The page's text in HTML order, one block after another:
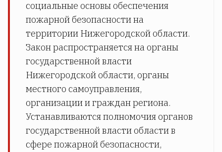
социальные основы обеспечения
пожарной безопасности на
территории Нижегородской области.
Закон распространяется на органы
государственной власти
Нижегородской области, органы
местного самоуправления,
организации и граждан региона.
Устанавливаются полномочия органов
государственной власти области в
сфере пожарной безопасности,